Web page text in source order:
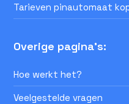
Tarieven pinautomaat
Overige pagina's:
Hoe werkt het?
Veelgestelde vragen